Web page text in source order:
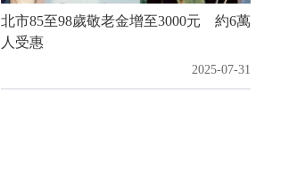
北市85至98歲敬老金增至3000元 約6萬
人受惠
2025-07-31